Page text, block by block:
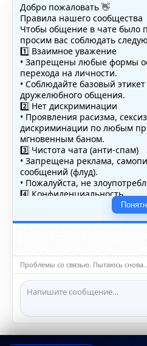
Добро пожаловать 👋
Правила нашего сообщества
Чтобы общение в чате было
просим вас соблюдать
1️⃣ Взаимное уважение
• Запрещены любые формы
перехода на личности.
• Соблюдайте базовый
дружелюбного общения.
2️⃣ Нет дискриминации
• Проявления расизма,
дискриминации по любым
мгновенным баном.
3️⃣ Чистота чата (анти-спам)
• Запрещена реклама,
сообщений (флуд).
• Пожалуйста, не
4️⃣ Конфиденциальность
• Не публикуйте личные
(телефоны, адреса,
5️⃣ Уместность контента
насилию.
ℹ️ Модераторы и
сообщения и ограничивать
нарушении правил.
Проблемы со связью. Пытаюсь снова…